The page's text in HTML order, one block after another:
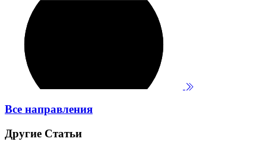
Все направления
Другие Статьи